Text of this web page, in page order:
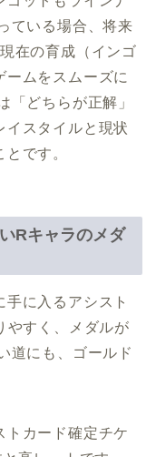
ている場合、将来
在の育成（インゴ
ームをスムーズに
「どちらが正解」
イスタイルと現状
です。
Rキャラのメダ
に入るアシスト
やすく、メダルが
道にも、ゴールド
トカード確定チケ